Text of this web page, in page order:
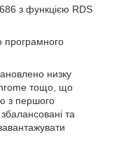
з функцією RDS
програмного
низку
тощо, що
з першого
та